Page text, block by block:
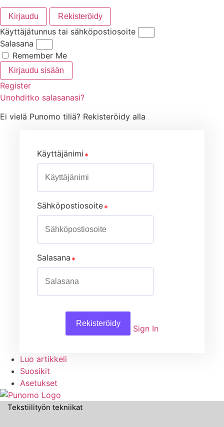
Kirjaudu Rekisteröidy
Käyttäjätunnus tai sähköpostiosoite
Salasana
Remember Me
Kirjaudu sisään
Register
Unohditko salasanasi?
Ei vielä Punomo tiliä? Rekisteröidy alla
Käyttäjänimi
Sähköpostiosoite
Salasana
Rekisteröidy
Sign In
Luo artikkeli
Suosikit
Asetukset
Tekstiilityön tekniikat